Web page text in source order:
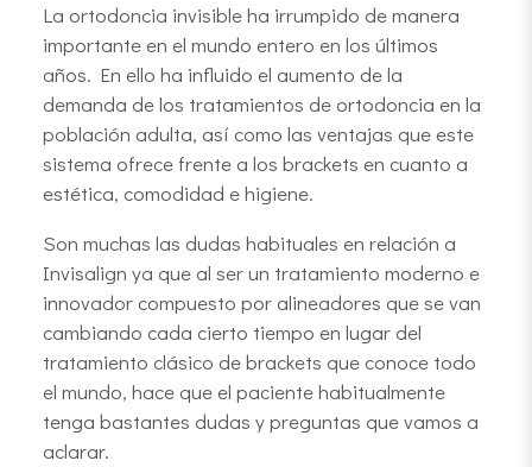
La ortodoncia invisible ha irrumpido de manera
importante en el mundo entero en los últimos
años. En ello ha influido el aumento de la
demanda de los tratamientos de ortodoncia en la
población adulta, así como las ventajas que este
sistema ofrece frente a los brackets en cuanto a
estética, comodidad e higiene.
Son muchas las dudas habituales en relación a
Invisalign ya que al ser un tratamiento moderno e
innovador compuesto por alineadores que se van
cambiando cada cierto tiempo en lugar del
tratamiento clásico de brackets que conoce todo
el mundo, hace que el paciente habitualmente
tenga bastantes dudas y preguntas que vamos a
aclarar.